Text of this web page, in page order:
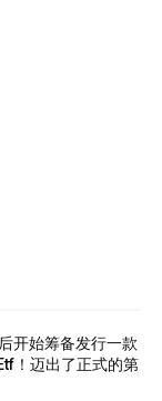
开始筹备发行一款
！迈出了正式的第